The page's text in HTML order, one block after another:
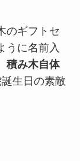
のギフトセ
うに名前入
積み木自体
生日の素敵